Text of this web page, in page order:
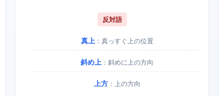
反対語
真上：真っすぐ上の位置
斜め上 ：斜めに上の方向
上方：上の方向